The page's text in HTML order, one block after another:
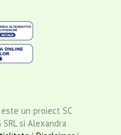
un proiect SC
SRL si Alexandra